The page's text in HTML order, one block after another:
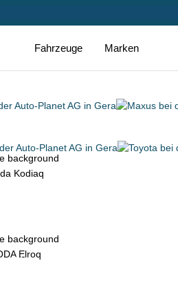
Fahrzeuge Marken
ab 16.990 €*